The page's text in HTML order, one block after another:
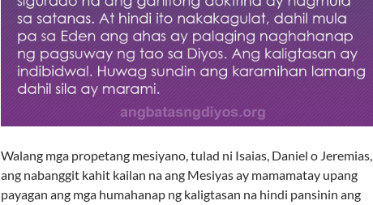
Walang mga propetang mesiyano, tulad ni Isaias, Daniel o Jeremias,
ang nabanggit kahit kailan na ang Mesiyas ay mamamatay upang
payagan ang mga humahanap ng kaligtasan na hindi pansinin ang